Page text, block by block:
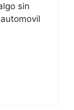
sin